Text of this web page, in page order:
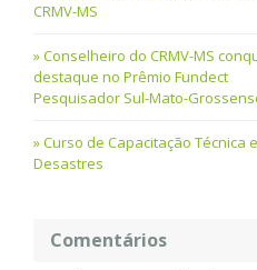
CRMV-MS
Conselheiro do CRMV-MS
destaque no Prêmio Fundect
Pesquisador Sul-Mato-
Curso de Capacitação Técnica
Desastres
Comentários